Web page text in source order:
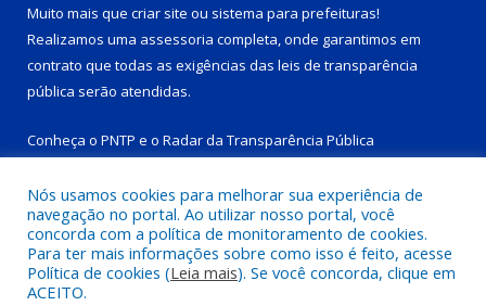
Muito mais que criar site ou sistema para prefeituras!
Realizamos uma assessoria completa, onde garantimos em
contrato que todas as exigências das leis de transparência
pública serão atendidas.
Conheça o PNTP e o Radar da Transparência Pública
Todos os direitos reservados a Prefeitura Municipal de Tucuruí-
PA.
Nós usamos cookies para melhorar sua experiência de
navegação no portal. Ao utilizar nosso portal, você
concorda com a política de monitoramento de cookies.
Para ter mais informações sobre como isso é feito, acesse
Política de cookies (Leia mais). Se você concorda, clique em
ACEITO.